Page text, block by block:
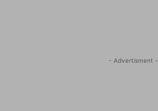
- Advertisment -